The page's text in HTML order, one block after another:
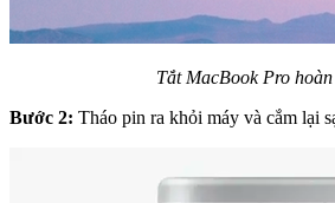
Tắt MacBook Pro
Bước 2: Tháo pin ra khỏi máy và cắm lại